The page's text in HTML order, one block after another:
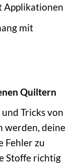
Applikationen
mit
Quiltern
Tricks von
werden, deine
Fehler zu
Stoffe richtig